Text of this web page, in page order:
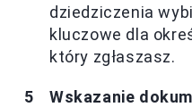
dziedziczenia
kluczowe dla
który zgłaszasz.
Wskazanie